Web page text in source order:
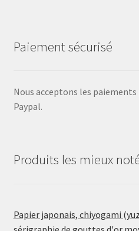
Paiement sécurisé
Nous acceptons les
Paypal.
Produits les mieux
Papier japonais, chiyogami